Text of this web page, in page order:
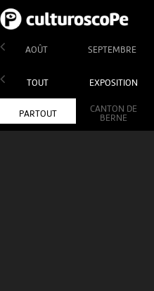
AOÛT SEPTEMBRE
TOUT EXPOSITION
PARTOUT
CANTON DE
BERNE